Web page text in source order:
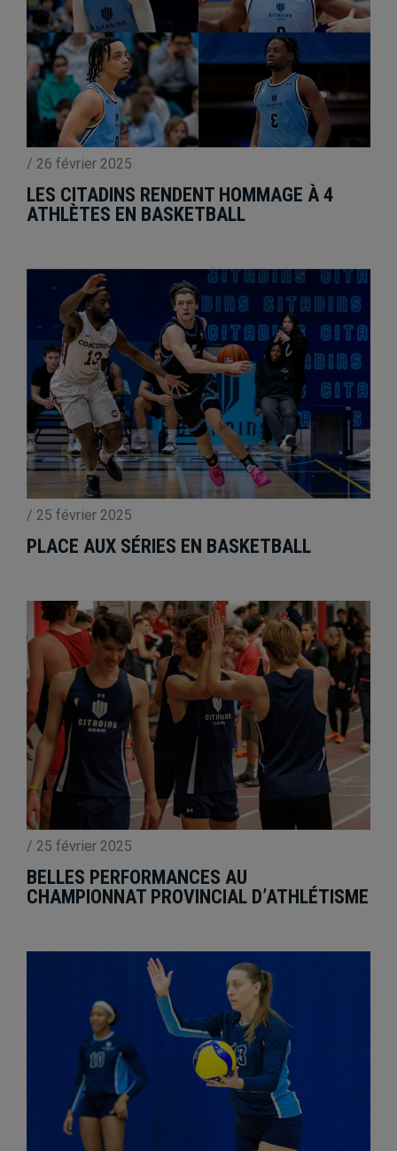
/ 26 février 2025
LES CITADINS RENDENT HOMMAGE À 4
ATHLÈTES EN BASKETBALL
/ 25 février 2025
PLACE AUX SÉRIES EN BASKETBALL
/ 25 février 2025
BELLES PERFORMANCES AU
CHAMPIONNAT PROVINCIAL D’ATHLÉTISME